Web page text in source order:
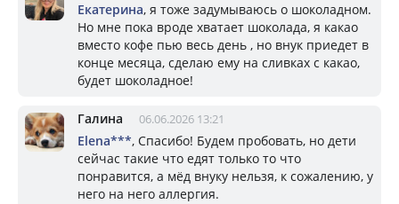
Eкатерина, я тоже задумываюсь о шоколадном.
Но мне пока вроде хватает шоколада, я какао
вместо кофе пью весь день , но внук приедет в
конце месяца, сделаю ему на сливках с какао,
будет шоколадное!
Галина 06.06.2026 13:21
Elena***, Спасибо! Будем пробовать, но дети
сейчас такие что едят только то что
понравится, а мёд внуку нельзя, к сожалению, у
него на него аллергия.